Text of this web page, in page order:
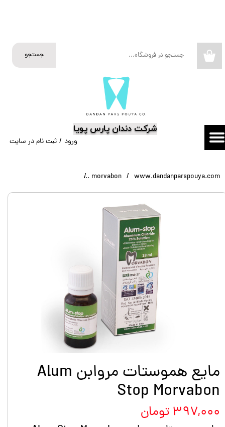
​شرکت دندان پارس پویا
جستجو
ورود / ثبت نام در سایت
تغییر گذر واژه
سفارشات
www.dandanparspouya.com
morvabon
مایع هموستات مروابن Alum
Stop Morvabon
۳۹۷,۰۰۰ تومان